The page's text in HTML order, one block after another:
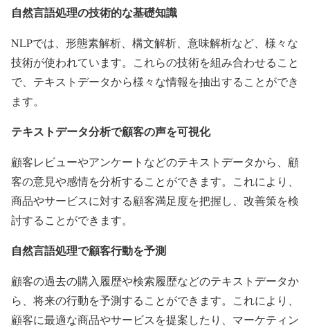
自然言語処理の技術的な基礎知識
NLPでは、形態素解析、構文解析、意味解析など、様々な
技術が使われています。これらの技術を組み合わせること
で、テキストデータから様々な情報を抽出することができ
ます。
テキストデータ分析で顧客の声を可視化
顧客レビューやアンケートなどのテキストデータから、顧
客の意見や感情を分析することができます。これにより、
商品やサービスに対する顧客満足度を把握し、改善策を検
討することができます。
自然言語処理で顧客行動を予測
顧客の過去の購入履歴や検索履歴などのテキストデータか
ら、将来の行動を予測することができます。これにより、
顧客に最適な商品やサービスを提案したり、マーケティン